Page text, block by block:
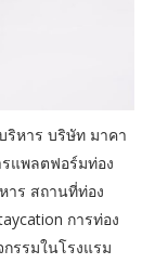
หาร บริษัท มาคา
รแพลตฟอร์มท่อง
าร สถานที่ท่อง
การท่อง
รรมในโรงแรม